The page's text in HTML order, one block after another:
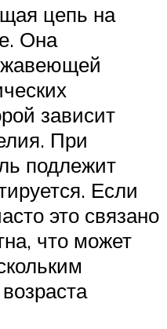
цепь на
Она
зависит
При
подлежит
Если
это связано
что может